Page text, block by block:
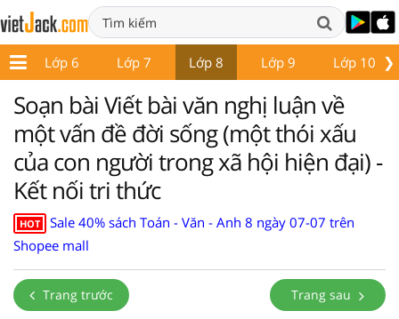
❯
Lớp 6 Lớp 7 Lớp 8 Lớp 9 Lớp 10
Soạn bài Viết bài văn nghị luận về
một vấn đề đời sống (một thói xấu
của con người trong xã hội hiện đại) -
Kết nối tri thức
HOT
Sale 40% sách Toán - Văn - Anh 8 ngày 07-07 trên
Shopee mall
Trang trước Trang sau